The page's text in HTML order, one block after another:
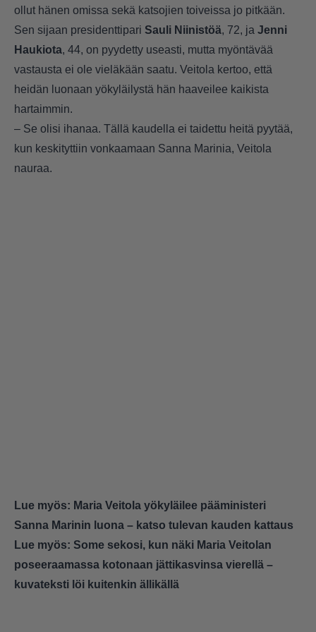
ollut hänen omissa sekä katsojien toiveissa jo pitkään.
Sen sijaan presidenttipari Sauli Niinistöä, 72, ja Jenni
Haukiota, 44, on pyydetty useasti, mutta myöntävää
vastausta ei ole vieläkään saatu. Veitola kertoo, että
heidän luonaan yökyläilystä hän haaveilee kaikista
hartaimmin.
– Se olisi ihanaa. Tällä kaudella ei taidettu heitä pyytää,
kun keskityttiin vonkaamaan Sanna Marinia, Veitola
nauraa.
Lue myös: Maria Veitola yökyläilee pääministeri
Sanna Marinin luona – katso tulevan kauden kattaus
Lue myös: Some sekosi, kun näki Maria Veitolan
poseeraamassa kotonaan jättikasvinsa vierellä –
kuvateksti löi kuitenkin ällikällä